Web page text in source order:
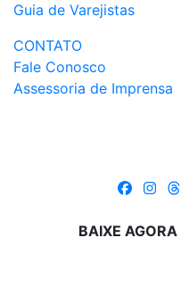
Guia de Varejistas
CONTATO
Fale Conosco
Assessoria de Imprensa
BAIXE